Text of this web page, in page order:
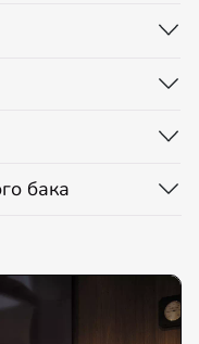
бака